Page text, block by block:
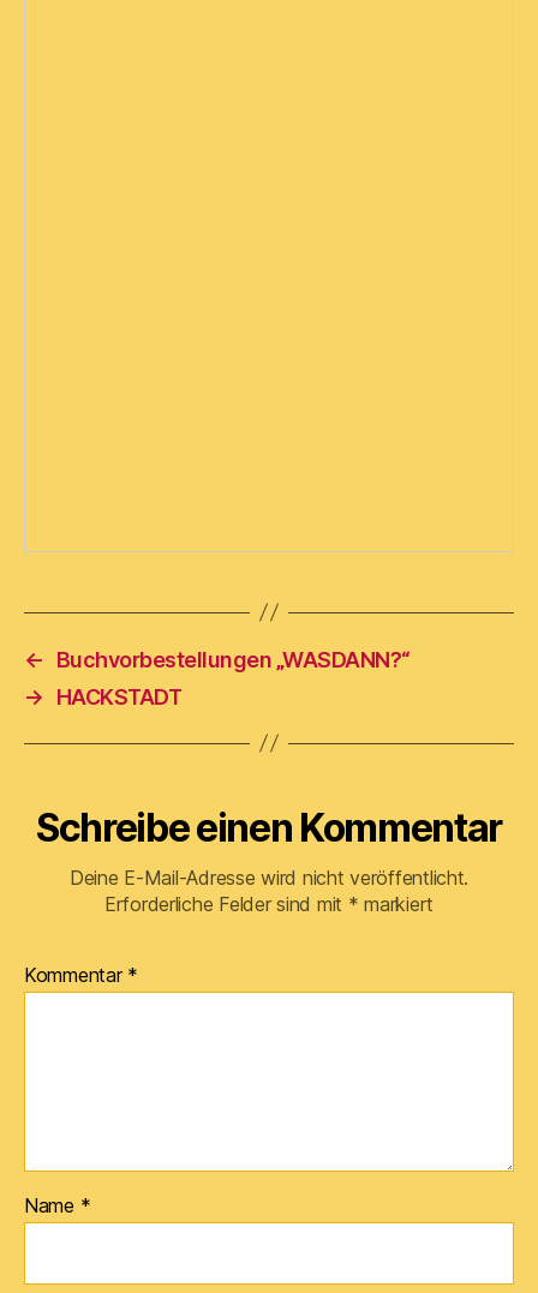
←
Buchvorbestellungen „WASDANN?“
→
HACKSTADT
Schreibe einen Kommentar
Deine E-Mail-Adresse wird nicht veröffentlicht.
Erforderliche Felder sind mit * markiert
Kommentar *
Name *